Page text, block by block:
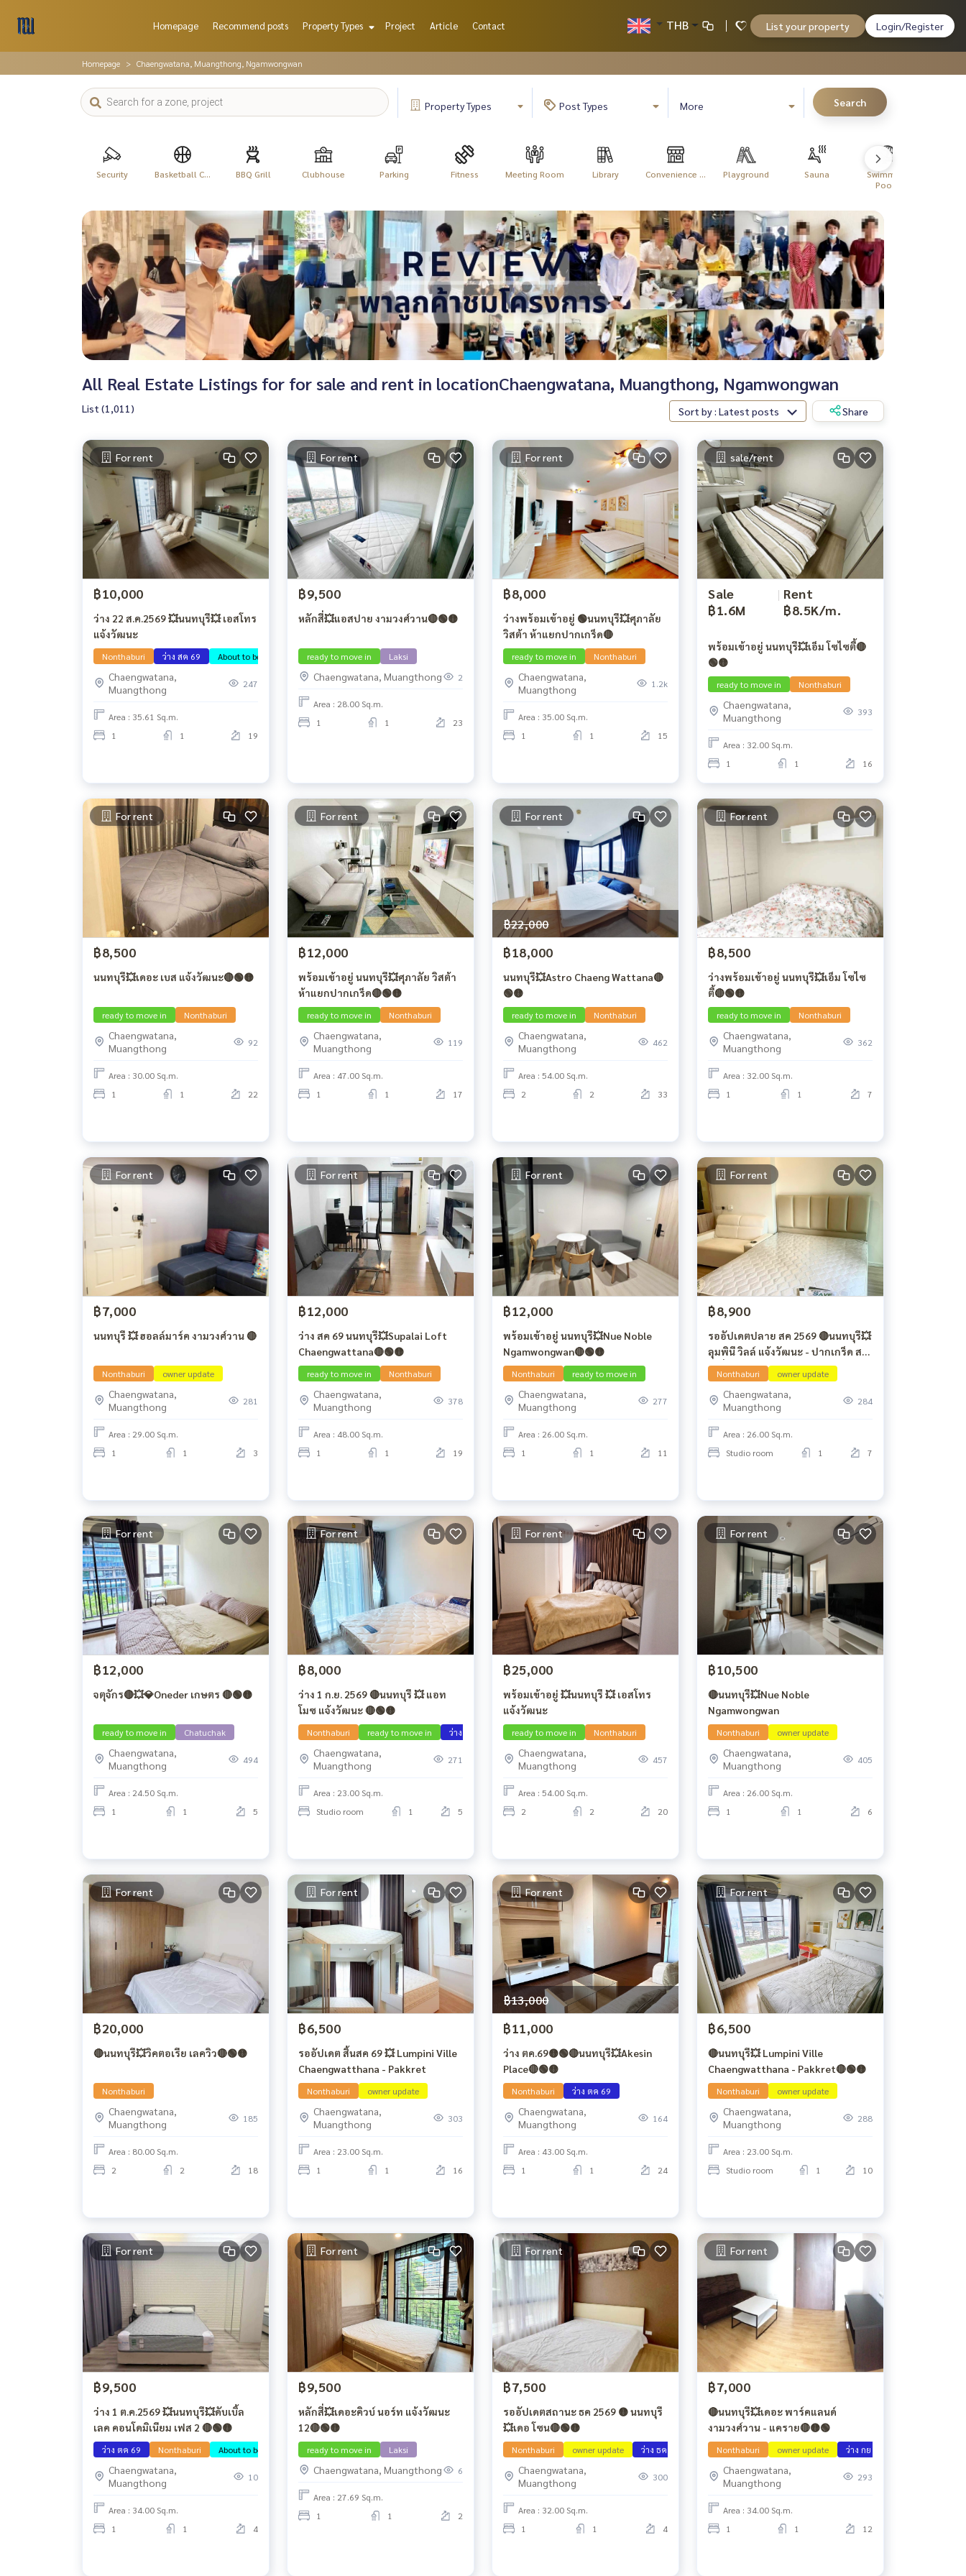
Homepage Recommend posts Property Types Project Article Contact THB List your property Login/Register
Homepage Chaengwatana, Muangthong, Ngamwongwan
PropertyTypes PostTypes More Search
Security Basketball C... BBQ Grill Clubhouse Parking Fitness Meeting Room Library Convenience ... Playground Sauna
Swimming
Poo...
All Real Estate Listings for for sale and rent in locationChaengwatana, Muangthong, Ngamwongwan
List (1,011) Sort by : Latest posts Share
For rent
฿10,000
ว่าง 22 ส.ค.2569 💥นนทบุรี💥 เอสโทร
แจ้งวัฒนะ
Nonthaburi ว่าง สค 69 About to be free
Chaengwatana,
Muangthong
247
Area : 35.61 Sq.m.
1
1 19
For rent
฿9,500
หลักสี่💥แอสปาย งามวงศ์วาน🔴🟢🟡
ready to move in Laksi
Chaengwatana, Muangthong 2
Area : 28.00 Sq.m.
1
1 23
For rent
฿8,000
ว่างพร้อมเข้าอยู่ 🟢นนทบุรี💥ศุภาลัย
วิสต้า ห้าแยกปากเกร็ด🔴
ready to move in Nonthaburi
Chaengwatana,
Muangthong
1.2k
Area : 35.00 Sq.m.
1
1 15
sale/rent
Sale
฿1.6M
| Rent
฿8.5K/m.
พร้อมเข้าอยู่ นนทบุรี💥เอ็ม โซไซตี้🔴
🟢🟡
ready to move in Nonthaburi
Chaengwatana,
Muangthong
393
Area : 32.00 Sq.m.
1
1 16
For rent
฿8,500
นนทบุรี💥เดอะ เบส แจ้งวัฒนะ🔴🟢🟡
ready to move in Nonthaburi
Chaengwatana,
Muangthong
92
Area : 30.00 Sq.m.
1
1 22
For rent
฿12,000
พร้อมเข้าอยู่ นนทบุรี💥ศุภาลัย วิสต้า
ห้าแยกปากเกร็ด🔴🟢🟡
ready to move in Nonthaburi
Chaengwatana,
Muangthong
119
Area : 47.00 Sq.m.
1
1 17
For rent
฿22,000
฿18,000
นนทบุรี💥Astro Chaeng Wattana🔴
🟢🟡
ready to move in Nonthaburi
Chaengwatana,
Muangthong
462
Area : 54.00 Sq.m.
2
2 33
For rent
฿8,500
ว่างพร้อมเข้าอยู่ นนทบุรี💥เอ็ม โซไซ
ตี้🔴🟢🟡
ready to move in Nonthaburi
Chaengwatana,
Muangthong
362
Area : 32.00 Sq.m.
1
1 7
For rent
฿7,000
นนทบุรี 💥 ฮอลล์มาร์ค งามวงศ์วาน 🔴
Nonthaburi owner update
Chaengwatana,
Muangthong
281
Area : 29.00 Sq.m.
1
1 3
For rent
฿12,000
ว่าง สค 69 นนทบุรี💥Supalai Loft
Chaengwattana🔴🟢🟡
ready to move in Nonthaburi
Chaengwatana,
Muangthong
378
Area : 48.00 Sq.m.
1
1 19
For rent
฿12,000
พร้อมเข้าอยู่ นนทบุรี💥Nue Noble
Ngamwongwan🔴🟢🟡
Nonthaburi ready to move in
Chaengwatana,
Muangthong
277
Area : 26.00 Sq.m.
1
1 11
For rent
฿8,900
รออัปเดตปลาย สค 2569 🔴นนทบุรี💥
ลุมพินี วิลล์ แจ้งวัฒนะ - ปากเกร็ด ส
เตชั่น
Nonthaburi owner update
Chaengwatana,
Muangthong
284
Area : 26.00 Sq.m.
Studio room
1 7
For rent
฿12,000
จตุจักร🔴💥💎Oneder เกษตร 🔴🟢🟡
ready to move in Chatuchak
Chaengwatana,
Muangthong
494
Area : 24.50 Sq.m.
1
1 5
For rent
฿8,000
ว่าง 1 ก.ย. 2569 🔴นนทบุรี 💥 แอท
โมซ แจ้งวัฒนะ 🔴🟢🟡
Nonthaburi ready to move in ว่าง กย 69
Chaengwatana,
Muangthong
271
Area : 23.00 Sq.m.
Studio room
1 5
For rent
฿25,000
พร้อมเข้าอยู่ 💥นนทบุรี 💥 เอสโทร
แจ้งวัฒนะ
ready to move in Nonthaburi
Chaengwatana,
Muangthong
457
Area : 54.00 Sq.m.
2
2 20
For rent
฿10,500
🔴นนทบุรี💥Nue Noble
Ngamwongwan
Nonthaburi owner update
Chaengwatana,
Muangthong
405
Area : 26.00 Sq.m.
1
1 6
For rent
฿20,000
🔴นนทบุรี💥วิคตอเรีย เลควิว🔴🟢🟡
Nonthaburi
Chaengwatana,
Muangthong
185
Area : 80.00 Sq.m.
2
2 18
For rent
฿6,500
รออัปเดต สิ้นสค 69 💥 Lumpini Ville
Chaengwatthana - Pakkret
Nonthaburi owner update
Chaengwatana,
Muangthong
303
Area : 23.00 Sq.m.
1
1 16
For rent
฿13,000
฿11,000
ว่าง ตค.69🟡🟢🔴นนทบุรี💥Akesin
Place🔴🟢🟡
Nonthaburi ว่าง ตค 69
Chaengwatana,
Muangthong
164
Area : 43.00 Sq.m.
1
1 24
For rent
฿6,500
🔴นนทบุรี💥 Lumpini Ville
Chaengwatthana - Pakkret🔴🟢🟡
Nonthaburi owner update
Chaengwatana,
Muangthong
288
Area : 23.00 Sq.m.
Studio room
1 10
For rent
฿9,500
ว่าง 1 ต.ค.2569 💥นนทบุรี💥ดับเบิ้ล
เลค คอนโดมิเนียม เฟส 2 🔴🟢🟡
ว่าง ตค 69 Nonthaburi About to be free
Chaengwatana,
Muangthong
10
Area : 34.00 Sq.m.
1
1 4
For rent
฿9,500
หลักสี่💥เดอะคิวบ์ นอร์ท แจ้งวัฒนะ
12🔴🟢🟡
ready to move in Laksi
Chaengwatana, Muangthong 6
Area : 27.69 Sq.m.
1
1 2
For rent
฿7,500
รออัปเดตสถานะ ธค 2569 🟡 นนทบุรี
💥เดอ โซน🔴🟢🟡
Nonthaburi owner update ว่าง ธค 69
Chaengwatana,
Muangthong
300
Area : 32.00 Sq.m.
1
1 4
For rent
฿7,000
🔴นนทบุรี💥เดอะ พาร์คแลนด์
งามวงศ์วาน - แคราย🔴🟡🟢
Nonthaburi owner update ว่าง กย 69
Chaengwatana,
Muangthong
293
Area : 34.00 Sq.m.
1
1 12